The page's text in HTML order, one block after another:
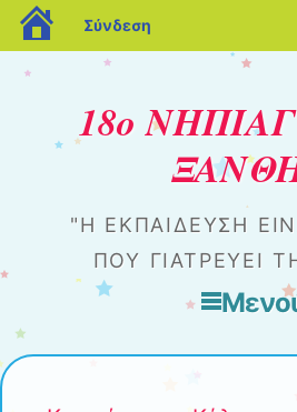
blogs.sch.gr
Σύνδεση
18ο
"Η ΕΚΠΑΊΔΕΥΣΗ
ΠΟΥ ΓΙΑΤΡΕΎΕΙ
Μετάβαση στο περιεχόμενο